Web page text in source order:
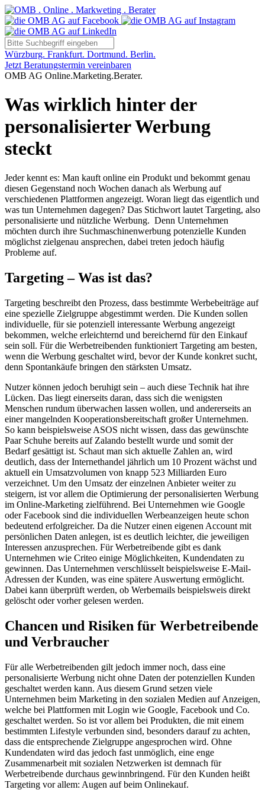
Würzburg. Frankfurt. Dortmund. Berlin.
Jetzt Beratungstermin vereinbaren
OMB AG Online.Marketing.Berater.
Was wirklich hinter der
personalisierter Werbung
steckt
Jeder kennt es: Man kauft online ein Produkt und bekommt genau
diesen Gegenstand noch Wochen danach als Werbung auf
verschiedenen Plattformen angezeigt. Woran liegt das eigentlich und
was tun Unternehmen dagegen? Das Stichwort lautet Targeting, also
personalisierte und nützliche Werbung. Denn Unternehmen
möchten durch ihre Suchmaschinenwerbung potenzielle Kunden
möglichst zielgenau ansprechen, dabei treten jedoch häufig
Probleme auf.
Targeting – Was ist das?
Targeting beschreibt den Prozess, dass bestimmte Werbebeiträge auf
eine spezielle Zielgruppe abgestimmt werden. Die Kunden sollen
individuelle, für sie potenziell interessante Werbung angezeigt
bekommen, welche erleichternd und bereichernd für den Einkauf
sein soll. Für die Werbetreibenden funktioniert Targeting am besten,
wenn die Werbung geschaltet wird, bevor der Kunde konkret sucht,
denn Spontankäufe bringen den stärksten Umsatz.
Nutzer können jedoch beruhigt sein – auch diese Technik hat ihre
Lücken. Das liegt einerseits daran, dass sich die wenigsten
Menschen rundum überwachen lassen wollen, und andererseits an
einer mangelnden Kooperationsbereitschaft großer Unternehmen.
So kann beispielsweise ASOS nicht wissen, dass das gewünschte
Paar Schuhe bereits auf Zalando bestellt wurde und somit der
Bedarf gesättigt ist. Schaut man sich aktuelle Zahlen an, wird
deutlich, dass der Internethandel jährlich um 10 Prozent wächst und
aktuell ein Umsatzvolumen von knapp 523 Milliarden Euro
verzeichnet. Um den Umsatz der einzelnen Anbieter weiter zu
steigern, ist vor allem die Optimierung der personalisierten Werbung
im Online-Marketing zielführend. Bei Unternehmen wie Google
oder Facebook sind die individuellen Werbeanzeigen heute schon
bedeutend erfolgreicher. Da die Nutzer einen eigenen Account mit
persönlichen Daten anlegen, ist es deutlich leichter, die jeweiligen
Interessen anzusprechen. Für Werbetreibende gibt es dank
Unternehmen wie Criteo einige Möglichkeiten, Kundendaten zu
gewinnen. Das Unternehmen verschlüsselt beispielsweise E-Mail-
Adressen der Kunden, was eine spätere Auswertung ermöglicht.
Dabei kann überprüft werden, ob Werbemails beispielsweis direkt
gelöscht oder vorher gelesen werden.
Chancen und Risiken für Werbetreibende
und Verbraucher
Für alle Werbetreibenden gilt jedoch immer noch, dass eine
personalisierte Werbung nicht ohne Daten der potenziellen Kunden
geschaltet werden kann. Aus diesem Grund setzen viele
Unternehmen beim Marketing in den sozialen Medien auf Anzeigen,
welche bei Plattformen mit Login wie Google, Facebook und Co.
geschaltet werden. So ist vor allem bei Produkten, die mit einem
bestimmten Lifestyle verbunden sind, besonders darauf zu achten,
dass die entsprechende Zielgruppe angesprochen wird. Ohne
Kundendaten wird das jedoch fast unmöglich, eine enge
Zusammenarbeit mit sozialen Netzwerken ist demnach für
Werbetreibende durchaus gewinnbringend. Für den Kunden heißt
Targeting vor allem: Augen auf beim Onlinekauf.